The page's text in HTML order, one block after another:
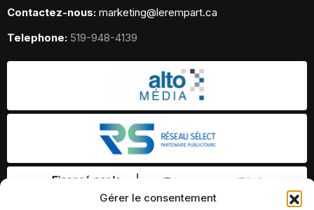
Gérer le consentement
Contactez-nous: marketing@lerempart.ca
Telephone: 519-948-4139